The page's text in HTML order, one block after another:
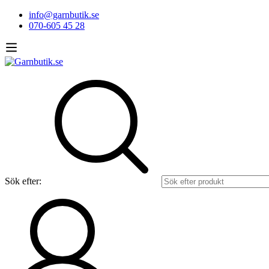
info@garnbutik.se
070-605 45 28
Sök efter: